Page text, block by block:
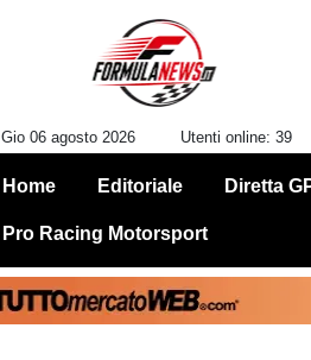
Gio 06 agosto 2026 Utenti online: 39
Home Editoriale Diretta
Pro Racing Motorsport